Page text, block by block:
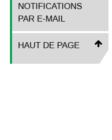
NOTIFICATIONS
PAR E-MAIL
HAUT DE PAGE